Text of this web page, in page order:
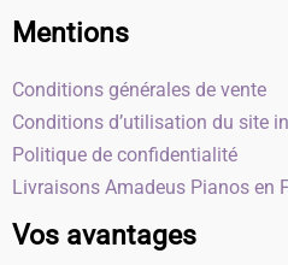
Mentions
Conditions générales de vente
Conditions d’utilisation du site
Politique de confidentialité
Livraisons Amadeus Pianos en
Vos avantages